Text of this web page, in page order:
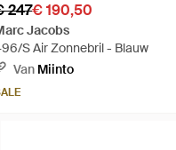
247€ 190,50
Jacobs
S Air Zonnebril - Blauw
Van Miinto